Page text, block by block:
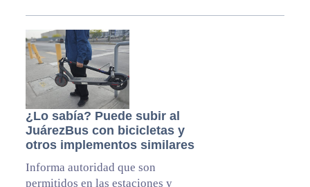
¿Lo sabía? Puede subir al
JuárezBus con bicicletas y
otros implementos similares
Informa autoridad que son
permitidos en las estaciones y